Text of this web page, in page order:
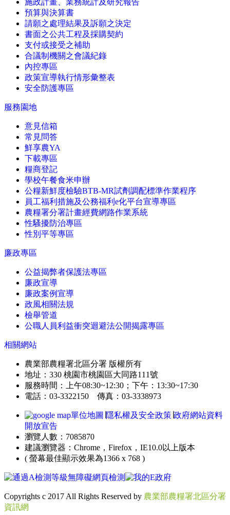
施政計畫、業務統計及研究報告
預算與決算書
請願之處理結果及訴願之決定
書面之公共工程及採購契約
支付或接受之補助
合議制機關之會議紀錄
內控專區
政策宣導執行情形彙整表
安全防護專區
服務園地
意見信箱
常見問答
鮮享農YA
下載專區
糧商登記
學校午餐食米申辦
公糧新鮮度檢驗BTB-MR試劑調配標準作業程序
員工福利措施及公務福利e化平台宣導專區
農糧署分署計畫經費網路作業系統
性騷擾防治專區
性別平等專區
廉政專區
公益揭弊者保護法專區
廉政宣導
廉政案例宣導
政風相關法規
檢舉管道
公職人員利益衝突迴避法公開揭露專區
相關網站
農業部農糧署北區分署 版權所有
地址：330 桃園市桃園區大同路111號
服務時間：上午08:30~12:30；下午：13:30~17:30
電話：03-3322150 傳真：03-3338973
單位地圖 隱私權及安全政策 政府網站資料
開放宣告
瀏覽人數：7085870
建議瀏覽器：Chrome，Firefox，IE10.0以上版本
( 螢幕最佳顯示效果為1366 x 768 )
Copyrights c 2017 All Rights Reserved by 農業部農糧署北區分署
資訊網